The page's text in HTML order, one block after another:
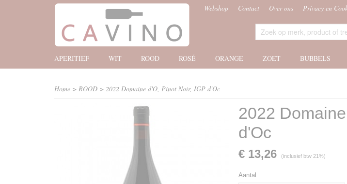
Webshop Contact Over ons Privacy en
APERITIEF WIT ROOD ROSÉ ORANGE ZOET BUBBELS
Home > ROOD > 2022 Domaine d'O, Pinot Noir, IGP d'Oc
2022
d'Oc
€ 13,26 (inclusief btw 21%)
Aantal